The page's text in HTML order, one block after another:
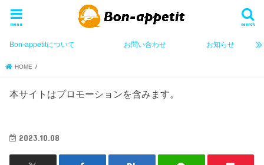
search
menu
Bon-appetitについて お問い合わせ お知らせ
HOME
本サイトはプロモーションを含みます。
2023.10.08